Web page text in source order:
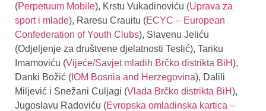
(Perpetuum Mobile), Krstu Vukadinoviću (Uprava za
sport i mlade), Raresu Crauitu (ECYC – European
Confederation of Youth Clubs), Slavenu Jeliću
(Odjeljenje za društvene djelatnosti Teslić), Tariku
Imamoviću (Vijeće/Savjet mladih Brčko distrikta BiH),
Danki Božić ( IOM Bosnia and Herzegovina), Dalili
Miljević i Snežani Culjagi (Vlada Brčko distrikta BiH),
Jugoslavu Radoviću (Evropska omladinska kartica –